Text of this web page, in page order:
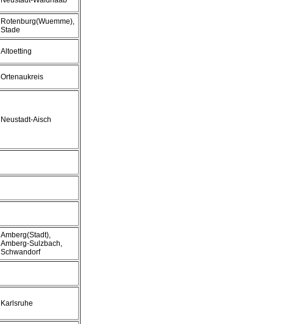
Rotenburg(Wuemme),
Stade
Altoetting
Ortenaukreis
Neustadt-Aisch
Amberg(Stadt),
Amberg-Sulzbach,
Schwandorf
Karlsruhe